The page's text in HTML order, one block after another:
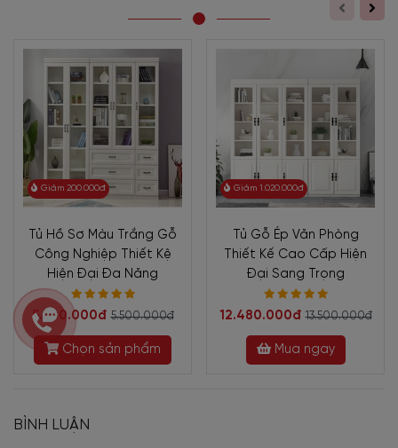
Giảm 200.000đ
Tủ Hồ Sơ Màu Trắng Gỗ
Công Nghiệp Thiết Kệ
Hiện Đại Đa Năng
5.300.000đ 5.500.000đ
Chọn sản phẩm
Giảm 1.020.000đ
Tủ Gỗ Ép Văn Phòng
Thiết Kế Cao Cấp Hiện
Đại Sang Trọng
12.480.000đ 13.500.000đ
Mua ngay
BÌNH LUẬN